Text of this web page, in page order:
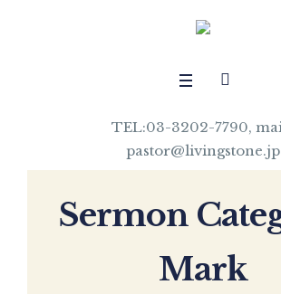
TEL:03-3202-7790,
pastor@livingstone.jp
Sermon
Mark